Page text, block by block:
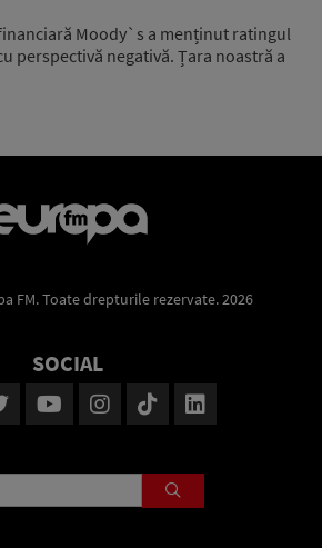
Moody`s a menținut ratingul
perspectivă negativă. Țara noastră a
FM. Toate drepturile rezervate. 2026
SOCIAL